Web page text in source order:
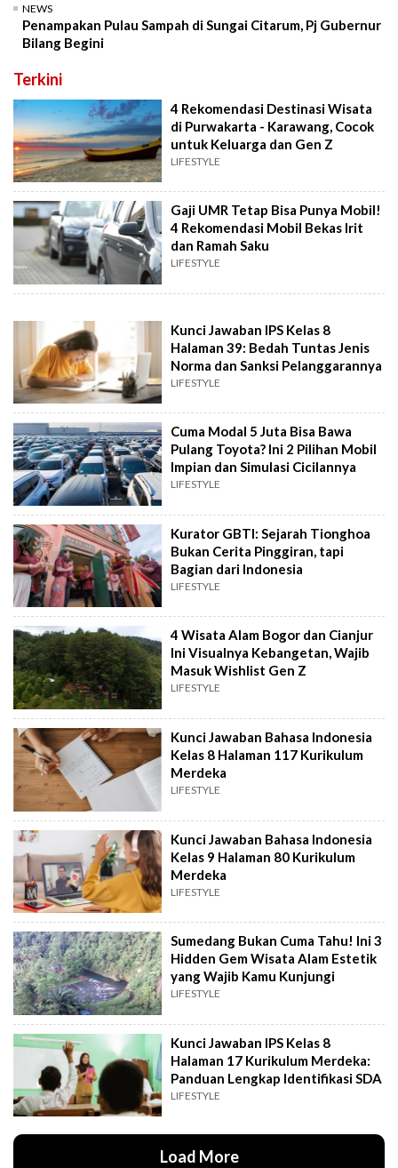
NEWS
Penampakan Pulau Sampah di Sungai Citarum, Pj Gubernur
Bilang Begini
Terkini
4 Rekomendasi Destinasi Wisata
di Purwakarta - Karawang, Cocok
untuk Keluarga dan Gen Z
LIFESTYLE
Gaji UMR Tetap Bisa Punya Mobil!
4 Rekomendasi Mobil Bekas Irit
dan Ramah Saku
LIFESTYLE
Kunci Jawaban IPS Kelas 8
Halaman 39: Bedah Tuntas Jenis
Norma dan Sanksi Pelanggarannya
LIFESTYLE
Cuma Modal 5 Juta Bisa Bawa
Pulang Toyota? Ini 2 Pilihan Mobil
Impian dan Simulasi Cicilannya
LIFESTYLE
Kurator GBTI: Sejarah Tionghoa
Bukan Cerita Pinggiran, tapi
Bagian dari Indonesia
LIFESTYLE
4 Wisata Alam Bogor dan Cianjur
Ini Visualnya Kebangetan, Wajib
Masuk Wishlist Gen Z
LIFESTYLE
Kunci Jawaban Bahasa Indonesia
Kelas 8 Halaman 117 Kurikulum
Merdeka
LIFESTYLE
Kunci Jawaban Bahasa Indonesia
Kelas 9 Halaman 80 Kurikulum
Merdeka
LIFESTYLE
Sumedang Bukan Cuma Tahu! Ini 3
Hidden Gem Wisata Alam Estetik
yang Wajib Kamu Kunjungi
LIFESTYLE
Kunci Jawaban IPS Kelas 8
Halaman 17 Kurikulum Merdeka:
Panduan Lengkap Identifikasi SDA
LIFESTYLE
Load More